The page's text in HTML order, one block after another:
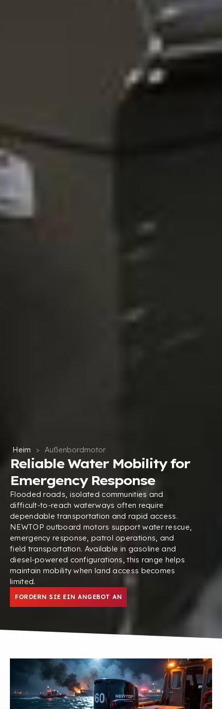
Heim > Außenbordmotor
Reliable Water Mobility for
Emergency Response
Flooded roads isolated communities and
difficult-to-reach waterways often require
dependable transportation and rapid access.
NEWTOP outboard motors support water rescue
emergency response ,patrol operations and
field transportation. Available in gasoline and
diesel-powered configurations ,this range helps
maintain mobility when land access becomes
limited.
FORDERN SIE EIN ANGEBOT AN